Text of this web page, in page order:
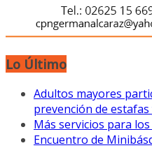
Lo Último
Adultos mayores
prevención de
Más servicios para
Encuentro de